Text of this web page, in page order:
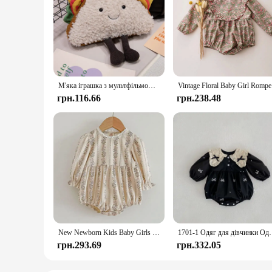
М'яка іграшка з мультфільмом Яйце Вираз Їжа Хліб Тост Серія Лялька для сніданку Весела прикраса Подушка Дитяча комфортна лялька Різдвяні подарунки
грн.116.66 грн.238.48
New Newborn Kids Baby Girls Long Sleeve Sweet Flower Print Princess Rompers Autumn Infant Kids Baby Girls Rompers Clothes
грн.293.69
1701-1 Одяг для дівчинки Одяг
грн.332.05